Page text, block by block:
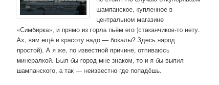
шампанское, купленное в
центральном магазине
«Симбирка», и прямо из горла пьём его (стаканчиков-то нету.
Ах, вам ещё и красоту надо — бокалы? Здесь народ
простой). А я же, по известной причине, отпиваюсь
минералкой. Был бы город мне знаком, то и я бы выпил
шампанского, а так — неизвестно где попадёшь.